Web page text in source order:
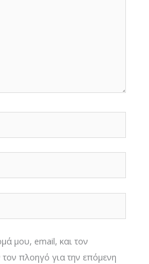
μου, email, και τον
πλοηγό για την επόμενη